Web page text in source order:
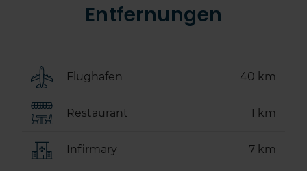
Entfernungen
Flughafen 40 km
Restaurant 1 km
Infirmary 7 km